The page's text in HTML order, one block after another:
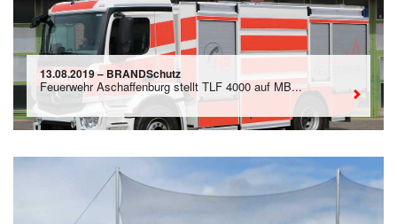
13.08.2019 – BRANDSchutz
Feuerwehr Aschaffenburg stellt TLF 4000 auf MB...